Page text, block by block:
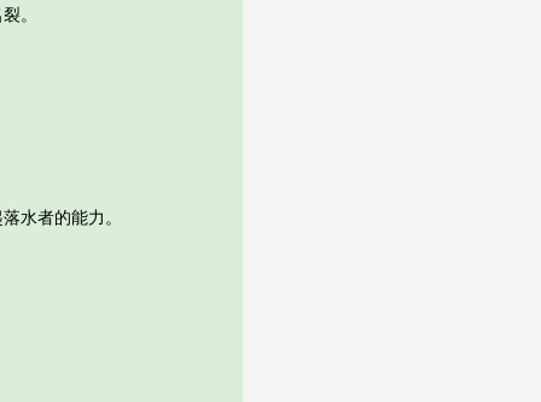
。
水者的能力。